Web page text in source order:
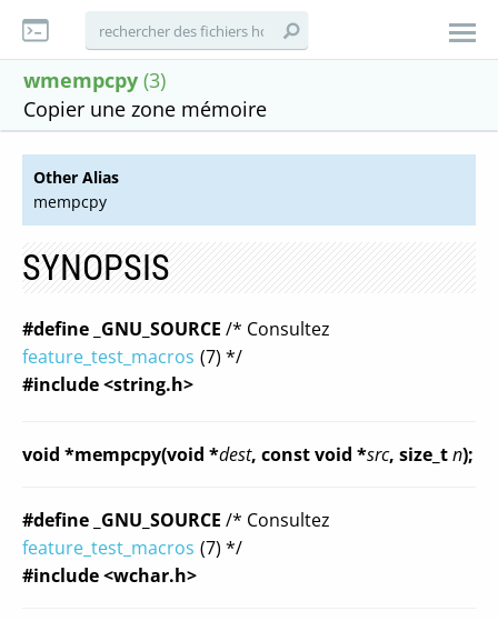
wmempcpy (3)
Copier une zone mémoire
Other Alias
mempcpy
SYNOPSIS
#define _GNU_SOURCE /* Consultez
feature_test_macros (7) */
#include <string.h>
void *mempcpy(void *dest, const void *src, size_tn);
#define _GNU_SOURCE /* Consultez
feature_test_macros (7) */
#include <wchar.h>